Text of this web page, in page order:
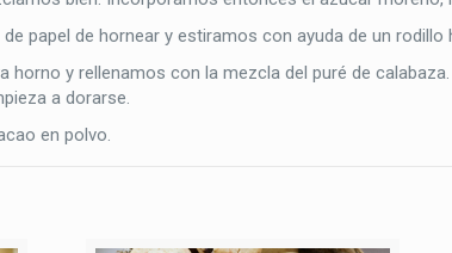
papel de hornear y estiramos con ayuda de un rodillo
horno y rellenamos con la mezcla del puré de
a dorarse.
en polvo.